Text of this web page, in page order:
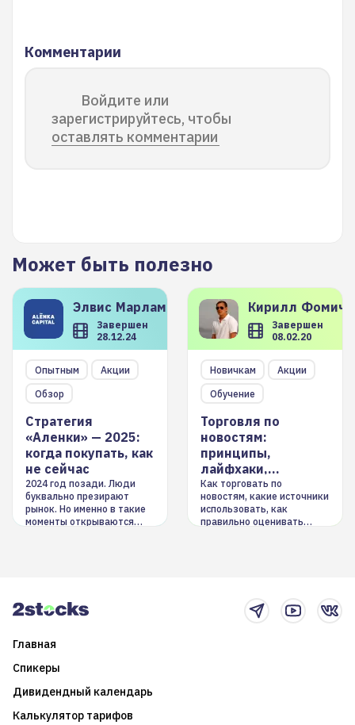
Комментарии
Войдите или
зарегистрируйтесь, чтобы
оставлять комментарии
Может быть полезно
Элвис Марламов
Завершен
28.12.24
Опытным
Акции
Обзор
Стратегия
«Аленки» — 2025:
когда покупать, как
не сейчас
2024 год позади. Люди
буквально презирают
рынок. Но именно в такие
моменты открываются
Кирилл
Завершен
08.02.20
Новичкам
Акции
Обучение
Торговля по
новостям:
принципы,
лайфхаки,
инструменты
Как торговать по
новостям, какие источники
использовать, как
правильно оценивать
Главная
Спикеры
Дивидендный календарь
Калькулятор тарифов